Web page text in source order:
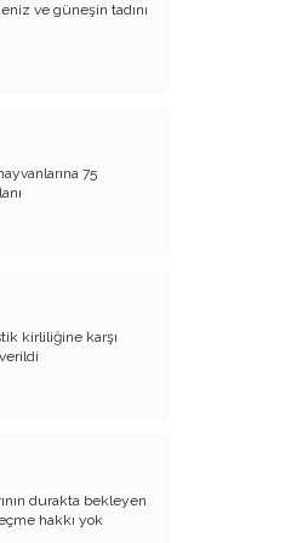
Hayat
ve güneşin tadını
75
kirliliğine karşı
durakta bekleyen
hakkı yok